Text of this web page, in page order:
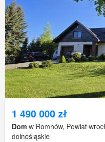
1 490 000 zł
Dom w Romnów, Powiat
dolnośląskie